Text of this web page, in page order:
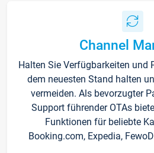
Channel
Halten Sie Verfügbarkeiten und
dem neuesten Stand halten
vermeiden. Als bevorzugter
Support führender OTAs
Funktionen für beliebte
Booking.com, Expedia,